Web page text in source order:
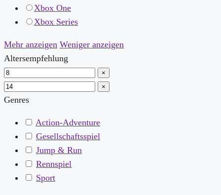
Xbox One
Xbox Series
Mehr anzeigen Weniger anzeigen
Altersempfehlung
×
×
Genres
Action-Adventure
Gesellschaftsspiel
Jump & Run
Rennspiel
Sport